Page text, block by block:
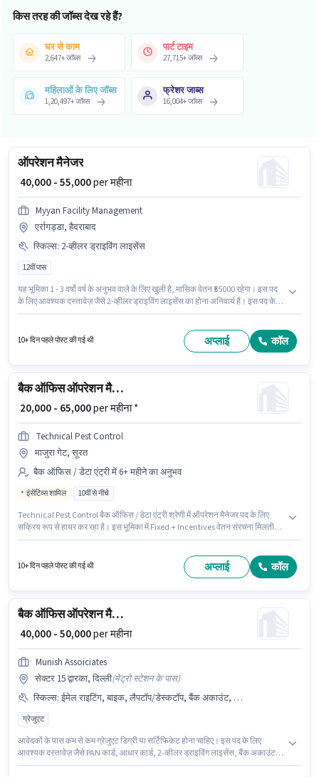
किस तरह की जॉब्स देख रहे हैं?
घर से काम
2,647+जॉब्स
पार्ट टाइम
27,715+जॉब्स
महिलाओं के लिए जॉब्स
1,20,497+जॉब्स
फ्रेशर जाब्स
16,004+जॉब्स
ऑपरेशन मैनेजर
₹ 40,000 - 55,000per महीना
Myyan Facility Management
एर्रागड्डा, हैदराबाद
स्किल्स: 2-व्हीलर ड्राइविंग लाइसेंस
12वीं पास
यह भूमिका 1 - 3 वर्षो वर्ष के अनुभव वाले के लिए खुली है, मासिक वेतन ₹55000 रहेगा। इस पद
के लिए आवश्यक दस्तावेज़ जैसे 2-व्हीलर ड्राइविंग लाइसेंस का होना अनिवार्य है। इस पद के
में हाउसकीपिंग श्रेणी में ऑपरेशन मैनेजर के रूप में जुड़ें।
10+ दिन पहले पोस्ट की गई थी अप्लाई कॉल
बैक ऑफिस ऑपरेशन मैनेजर
₹ 20,000 - 65,000per महीना *
Technical Pest Control
माजुरा गेट, सूरत
बैक ऑफिस / डेटा एंट्री में 6+ महीने का अनुभव
इंसेंटिव्स शामिल 10वीं से नीचे
Technical Pest Control बैक ऑफिस / डेटा एंट्री श्रेणी में ऑपरेशन मैनेजर पद के लिए
सक्रिय रूप से हायर कर रहा है। इस भूमिका में Fixed + Incentives वेतन संरचना मिलती
₹65000 रहेगा।
10+ दिन पहले पोस्ट की गई थी अप्लाई कॉल
बैक ऑफिस ऑपरेशन मैनेजर
₹ 40,000 - 50,000per महीना
Munish Assoiciates
सेक्टर 15 द्वारका, दिल्ली(मेट्रो स्टेशन के पास)
स्किल्स: ईमेल राइटिंग, बाइक, लैपटॉप/डेस्कटॉप, बैंक अकाउंट, MS Excel, PAN कार्ड, 2-व्हीलर ड्राइविंग लाइसेंस, आधार कार्ड
ग्रेजुएट
आवेदकों के पास कम से कम ग्रेजुएट डिग्री या सर्टिफिकेट होना चाहिए। इस पद के लिए
आवश्यक दस्तावेज़ जैसे PAN कार्ड, आधार कार्ड, 2-व्हीलर ड्राइविंग लाइसेंस, बैंक अकाउंट